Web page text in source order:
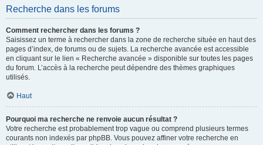
Recherche dans les forums
Comment rechercher dans les forums ?
Saisissez un terme à rechercher dans la zone de recherche située en haut des
pages d’index, de forums ou de sujets. La recherche avancée est accessible
en cliquant sur le lien « Recherche avancée » disponible sur toutes les pages
du forum. L’accès à la recherche peut dépendre des thèmes graphiques
utilisés.
Haut
Pourquoi ma recherche ne renvoie aucun résultat ?
Votre recherche est probablement trop vague ou comprend plusieurs termes
courants non indexés par phpBB. Vous pouvez affiner votre recherche en